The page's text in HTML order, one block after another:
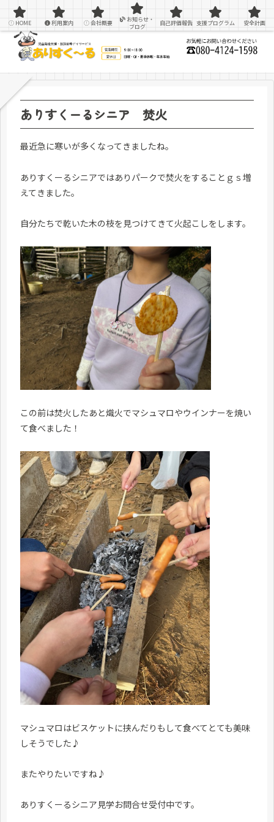
感覚統合療法を用いた療育＆支援
ありすくーるシニア 焚火
最近急に寒いが多くなってきましたね。
ありすくーるシニアではありパークで焚火をすることｇｓ増
えてきました。
自分たちで乾いた木の枝を見つけてきて火起こしをします。
この前は焚火したあと熾火でマシュマロやウインナーを焼い
て食べました！
マシュマロはビスケットに挟んだりもして食べてとても美味
しそうでした♪
またやりたいですね♪
ありすくーるシニア見学お問合せ受付中です。
HOME 利用案内 会社概要
お知らせ・
ブログ
自己評価報告 支援プログラム 安全計画